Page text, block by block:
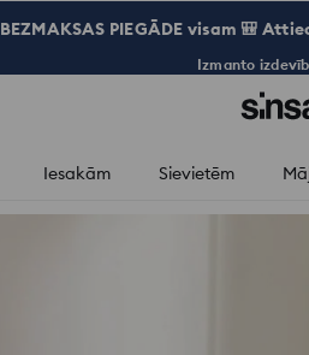
BEZMAKSAS PIEGĀDE visam 🎒
Izmanto
Iesakām Sievietēm